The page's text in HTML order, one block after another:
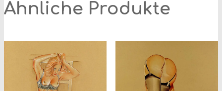
Ähnliche Produkte